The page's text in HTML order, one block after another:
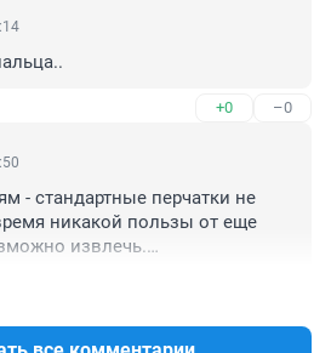
+0 –0
- стандартные перчатки не
никакой пользы от еще
извлечь.
удобно работать например